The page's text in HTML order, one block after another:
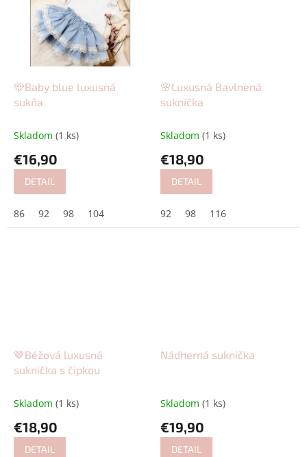
🩵Baby blue luxusná
sukňa
Skladom (1 ks)
€16,90
DETAIL
86 92 98 104
🌸Luxusná Bavlnená
suknička
Skladom (1 ks)
€18,90
DETAIL
92 98 116
🤎Béžová luxusná
suknička s čipkou
Skladom (1 ks)
€18,90
DETAIL
Nádherná suknička
Skladom (1 ks)
€19,90
DETAIL